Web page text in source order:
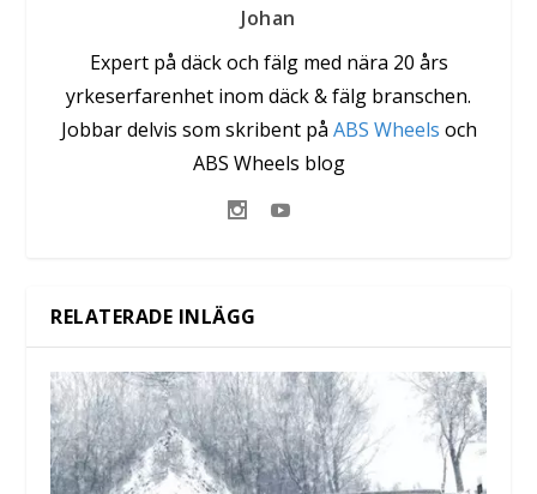
Johan
Expert på däck och fälg med nära 20 års
yrkeserfarenhet inom däck & fälg branschen.
Jobbar delvis som skribent på ABS Wheels och
ABS Wheels blog
RELATERADE INLÄGG